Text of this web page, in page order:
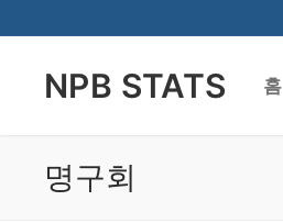
contentNPB STATS 홈
명구회